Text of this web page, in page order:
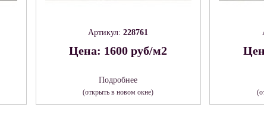
Артикул:228761
Цена: 1600 руб/м2
Подробнее
(открыть в новом окне)